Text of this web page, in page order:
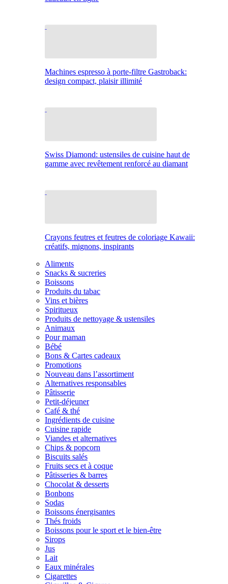
Machines espresso à porte-filtre Gastroback:
design compact, plaisir illimité
Swiss Diamond: ustensiles de cuisine haut de
gamme avec revêtement renforcé au diamant
Crayons feutres et feutres de coloriage Kawaii:
créatifs, mignons, inspirants
Aliments
Snacks & sucreries
Boissons
Produits du tabac
Vins et bières
Spiritueux
Produits de nettoyage & ustensiles
Animaux
Pour maman
Bébé
Bons & Cartes cadeaux
Promotions
Nouveau dans l’assortiment
Alternatives responsables
Pâtisserie
Petit-déjeuner
Café & thé
Ingrédients de cuisine
Cuisine rapide
Viandes et alternatives
Chips & popcorn
Biscuits salés
Fruits secs et à coque
Pâtisseries & barres
Chocolat & desserts
Bonbons
Sodas
Boissons énergisantes
Thés froids
Boissons pour le sport et le bien-être
Sirops
Jus
Lait
Eaux minérales
Cigarettes